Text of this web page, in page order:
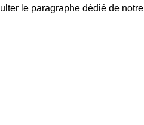
le paragraphe dédié de notre